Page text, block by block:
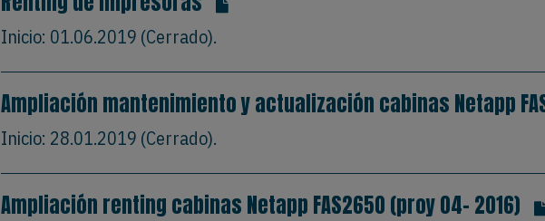
Inicio: 01.06.2019 (Cerrado).
Ampliación mantenimiento y actualización cabinas Netapp
Inicio: 28.01.2019 (Cerrado).
Ampliación renting cabinas Netapp FAS2650 (proy 04- 2016)